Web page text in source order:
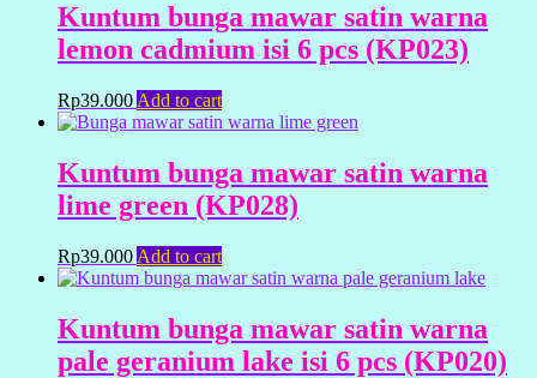
Kuntum bunga mawar satin warna
lemon cadmium isi 6 pcs (KP023)
Rp39.000 Add to cart
Kuntum bunga mawar satin warna
lime green (KP028)
Rp39.000 Add to cart
Kuntum bunga mawar satin warna
pale geranium lake isi 6 pcs (KP020)